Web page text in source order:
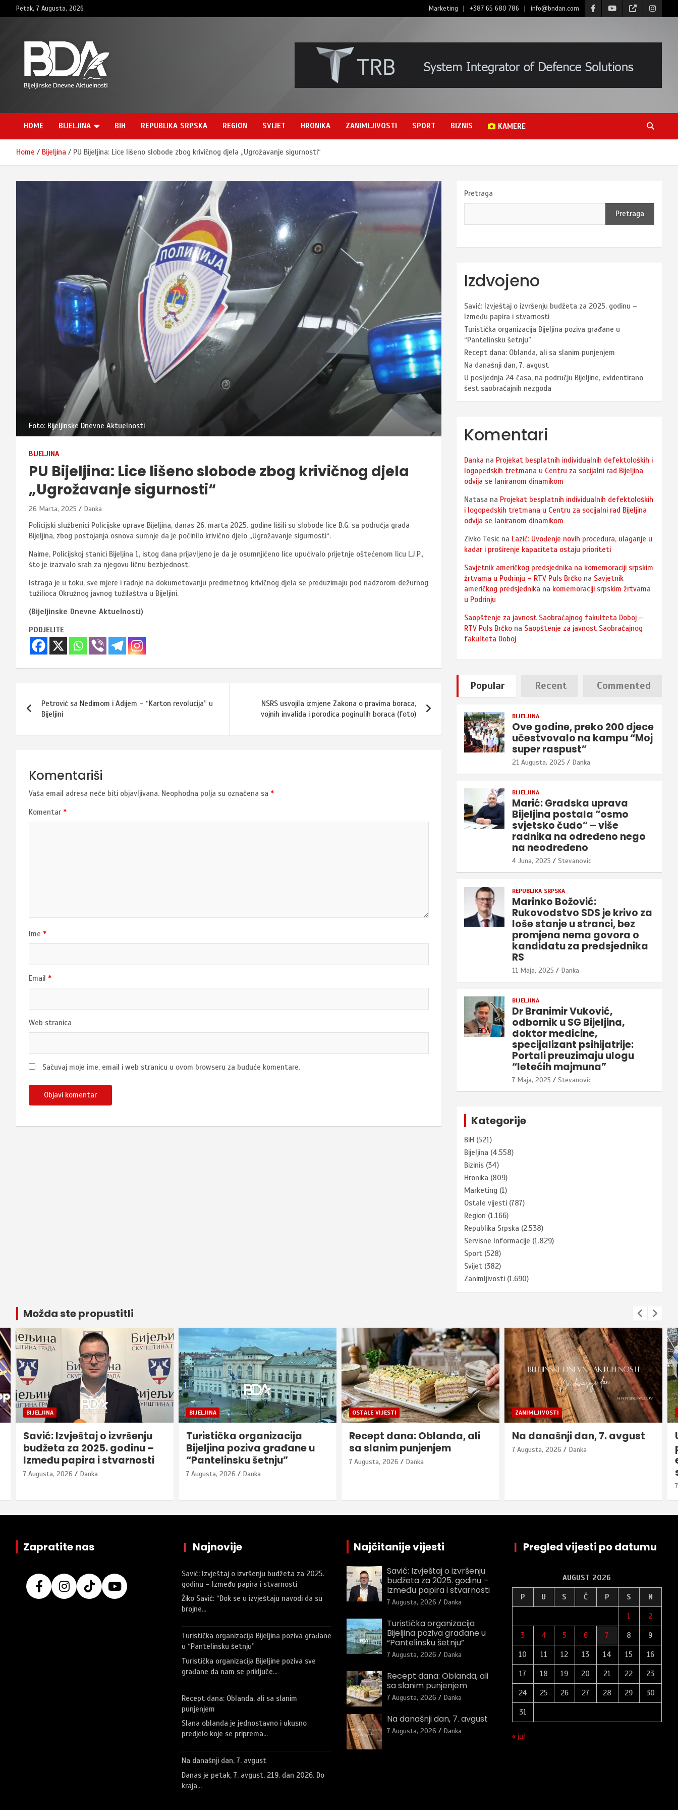
to
Petak, 7 Augusta, 2026 Marketing +387 65 680 786 info@bndan.com
BNDAN.com
HOME BIJELJINA BIH REPUBLIKA SRPSKA REGION SVIJET HRONIKA ZANIMLJIVOSTI SPORT BIZNIS KAMERE
Home Bijeljina PU Bijeljina: Lice lišeno slobode zbog krivičnog djela „Ugrožavanje sigurnosti“
Foto: Bijeljinske Dnevne Aktuelnosti
BIJELJINA
PU Bijeljina: Lice lišeno slobode zbog krivičnog djela
„Ugrožavanje sigurnosti“
26 Marta, 2025 Danka
Policijski službenici Policijske uprave Bijeljina, danas 26. marta 2025. godine lišili su slobode lice B.G. sa područja grada
Bijeljina, zbog postojanja osnova sumnje da je počinilo krivično djelo „Ugrožavanje sigurnosti“.
Naime, Policijskoj stanici Bijeljina 1, istog dana prijavljeno je da je osumnjičeno lice upućivalo prijetnje oštećenom licu LJ.P.,
što je izazvalo srah za njegovu ličnu bezbjednost.
Istraga je u toku, sve mjere i radnje na dokumetovanju predmetnog krivičnog djela se preduzimaju pod nadzorom dežurnog
tužilioca Okružnog javnog tužilaštva u Bijeljini.
(Bijeljinske Dnevne Aktuelnosti)
PODJELITE
članaka
Petrović sa Nedimom i Adijem – “Karton revolucija” u
Bijeljini
NSRS usvojila izmjene Zakona o pravima boraca,
vojnih invalida i porodica poginulih boraca (foto)
Komentariši
Vaša email adresa neće biti objavljivana. Neophodna polja su označena sa *
Komentar *
Ime *
Email *
Web stranica
Sačuvaj moje ime, email i web stranicu u ovom browseru za buduće komentare.
Pretraga
Pretraga
Izdvojeno
Savić: Izvještaj o izvršenju budžeta za 2025. godinu –
Između papira i stvarnosti
Turistička organizacija Bijeljina poziva građane u
“Pantelinsku šetnju”
Recept dana: Oblanda, ali sa slanim punjenjem
Na današnji dan, 7. avgust
U posljednja 24 časa, na području Bijeljine, evidentirano
šest saobraćajnih nezgoda
Komentari
Danka na Projekat besplatnih individualnih defektoloških i
logopedskih tretmana u Centru za socijalni rad Bijeljina
odvija se laniranom dinamikom
Natasa na Projekat besplatnih individualnih defektoloških
i logopedskih tretmana u Centru za socijalni rad Bijeljina
odvija se laniranom dinamikom
Zivko Tesic na Lazić: Uvođenje novih procedura, ulaganje u
kadar i proširenje kapaciteta ostaju prioriteti
Savjetnik američkog predsjednika na komemoraciji srpskim
žrtvama u Podrinju – RTV Puls Brčko na Savjetnik
američkog predsjednika na komemoraciji srpskim žrtvama
u Podrinju
Saopštenje za javnost Saobraćajnog fakulteta Doboj –
RTV Puls Brčko na Saopštenje za javnost Saobraćajnog
fakulteta Doboj
Popular Recent Commented
BIJELJINA
Ove godine, preko 200 djece
učestvovalo na kampu “Moj
super raspust”
21 Augusta, 2025 Danka
BIJELJINA
Marić: Gradska uprava
Bijeljina postala “osmo
svjetsko čudo” – više
radnika na određeno nego
na neodređeno
4 Juna, 2025 Stevanovic
REPUBLIKA SRPSKA
Marinko Božović:
Rukovodstvo SDS je krivo za
loše stanje u stranci, bez
promjena nema govora o
kandidatu za predsjednika
RS
11 Maja, 2025 Danka
BIJELJINA
Dr Branimir Vuković,
odbornik u SG Bijeljina,
doktor medicine,
specijalizant psihijatrije:
Portali preuzimaju ulogu
“letećih majmuna”
7 Maja, 2025 Stevanovic
Kategorije
BiH (521)
Bijeljina (4.558)
Bizinis (34)
Hronika (809)
Marketing (1)
Ostale vijesti (787)
Region (1.166)
Republika Srpska (2.538)
Servisne Informacije (1.829)
Sport (528)
Svijet (382)
Zanimljivosti (1.690)
Možda ste propustitli
BIJELJINA
Turistička organizacija
Bijeljina poziva građane u
“Pantelinsku šetnju”
7 Augusta, 2026 Danka
OSTALE VIJESTI
Recept dana: Oblanda, ali
sa slanim punjenjem
7 Augusta, 2026 Danka
ZANIMLJIVOSTI
Na današnji dan, 7. avgust
7 Augusta, 2026 Danka
BIJELJINA HRONIKA
U posljednja 24 časa, na
području Bijeljine,
Zapratite nas | Najnovije
Savić: Izvještaj o izvršenju budžeta za 2025.
godinu – Između papira i stvarnosti
Žiko Savić: “Dok se u izvještaju navodi da su
brojne…
Turistička organizacija Bijeljina poziva građane
u “Pantelinsku šetnju”
Turistička organizacija Bijeljine poziva sve
građane da nam se priključe…
Recept dana: Oblanda, ali sa slanim
punjenjem
Slana oblanda je jednostavno i ukusno
predjelo koje se priprema…
Na današnji dan, 7. avgust
Danas je petak, 7. avgust, 219. dan 2026. Do
kraja…
Najčitanije vijesti
Savić: Izvještaj o izvršenju
budžeta za 2025. godinu –
Između papira i stvarnosti
7 Augusta, 2026 Danka
Turistička organizacija
Bijeljina poziva građane u
“Pantelinsku šetnju”
7 Augusta, 2026 Danka
Recept dana: Oblanda, ali
sa slanim punjenjem
7 Augusta, 2026 Danka
Na današnji dan, 7. avgust
7 Augusta, 2026 Danka
| Pregled vijesti po datumu
AUGUST 2026
P U S Č P S N
1 2
3 4 5 6 7 8 9
10 11 12 13 14 15 16
17 18 19 20 21 22 23
24 25 26 27 28 29 30
31
« jul